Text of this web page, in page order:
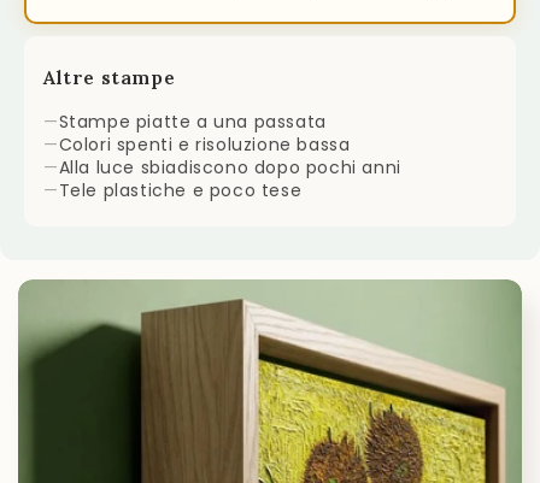
Altre stampe
—Stampe piatte a una passata
—Colori spenti e risoluzione bassa
—Alla luce sbiadiscono dopo pochi anni
—Tele plastiche e poco tese